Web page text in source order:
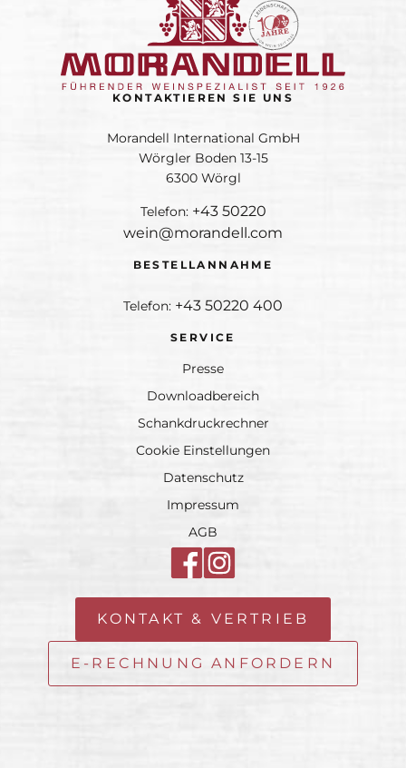
KONTAKTIEREN SIE UNS
Morandell International GmbH
Wörgler Boden 13-15
6300 Wörgl
Telefon: +43 50220
wein@morandell.com
BESTELLANNAHME
Telefon: +43 50220 400
SERVICE
Presse
Downloadbereich
Schankdruckrechner
Cookie Einstellungen
Datenschutz
Impressum
AGB
KONTAKT & VERTRIEB
E-RECHNUNG ANFORDERN